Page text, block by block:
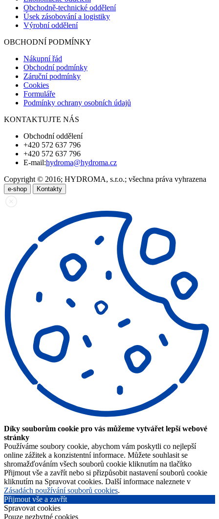
Obchodně-technické oddělení
Úsek zásobování a logistiky
Výrobní oddělení
OBCHODNÍ PODMÍNKY
Nákupní řád
Obchodní podmínky
Záruční podmínky
Cookies
Formuláře
Podmínky ochrany osobních údajů
KONTAKTUJTE NÁS
Obchodní oddělení
+420 572 637 796
+420 572 637 796
E-mail:hydroma@hydroma.cz
Copyright © 2016; HYDROMA, s.r.o.; všechna práva vyhrazena
e-shop Kontakty
Díky souborům cookie pro vás můžeme vytvářet lepší webové
stránky
Používáme soubory cookie, abychom vám poskytli co nejlepší
online zážitek a konzistentní informace. Můžete souhlasit se
shromažďováním všech souborů cookie kliknutím na tlačítko
Přijmout vše a zavřít nebo si přizpůsobit nastavení souborů cookie
kliknutím na Spravovat cookies. Další informace naleznete v
Zásadách používání souborů cookies.
Přijmout vše a zavřít
Spravovat cookies
Pouze nezbytné cookies